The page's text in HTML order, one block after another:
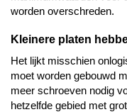
worden overschreden.
Kleinere platen
Het lijkt misschien
moet worden gebouwd
meer schroeven nodig
hetzelfde gebied met